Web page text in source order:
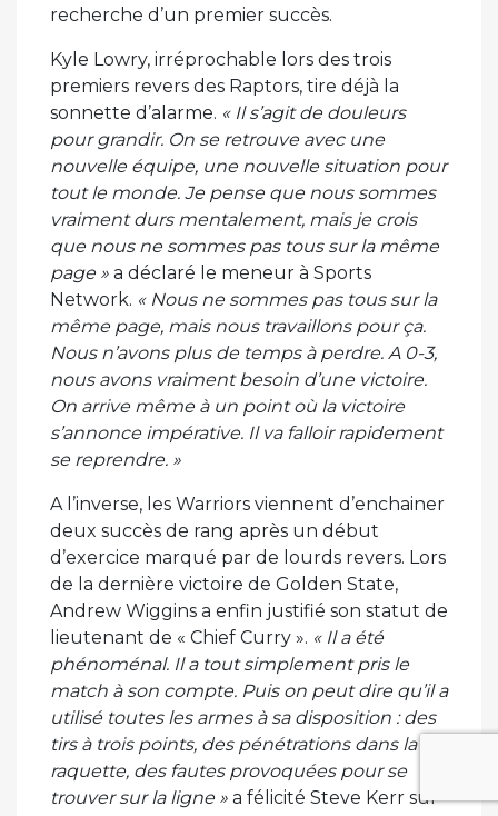
recherche d’un premier succès.
Kyle Lowry, irréprochable lors des trois
premiers revers des Raptors, tire déjà la
sonnette d’alarme. « Il s’agit de douleurs
pour grandir. On se retrouve avec une
nouvelle équipe, une nouvelle situation pour
tout le monde. Je pense que nous sommes
vraiment durs mentalement, mais je crois
que nous ne sommes pas tous sur la même
page » a déclaré le meneur à Sports
Network. « Nous ne sommes pas tous sur la
même page, mais nous travaillons pour ça.
Nous n’avons plus de temps à perdre. A 0-3,
nous avons vraiment besoin d’une victoire.
On arrive même à un point où la victoire
s’annonce impérative. Il va falloir rapidement
se reprendre. »
A l’inverse, les Warriors viennent d’enchainer
deux succès de rang après un début
d’exercice marqué par de lourds revers. Lors
de la dernière victoire de Golden State,
Andrew Wiggins a enfin justifié son statut de
lieutenant de « Chief Curry ». « Il a été
phénoménal. Il a tout simplement pris le
match à son compte. Puis on peut dire qu’il a
utilisé toutes les armes à sa disposition : des
tirs à trois points, des pénétrations dans la
raquette, des fautes provoquées pour se
trouver sur la ligne » a félicité Steve Kerr sur